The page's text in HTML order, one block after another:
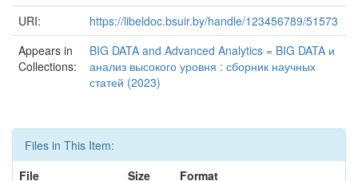
URI:
https://libeldoc.bsuir.by/handle/123456789/51573
Appears in
Collections:
BIG DATA and Advanced Analytics = BIG DATA и
анализ высокого уровня : сборник научных
статей (2023)
Files in This Item:
File
Size Format